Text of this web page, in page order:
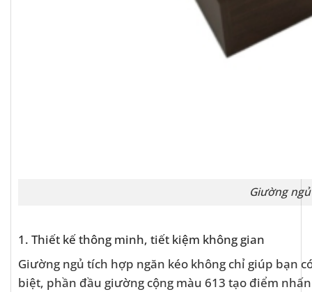
Giường
1. Thiết kế thông minh, tiết kiệm không gian
Giường ngủ tích hợp ngăn kéo không chỉ giúp bạn
biệt, phần đầu giường cộng màu 613 tạo điểm